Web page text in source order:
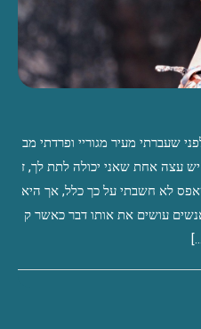
שעברתי מעיר מגוריי ופרדתי מב
עצה אחת שאני יכולה לתת לך, ז
לא חשבתי על כך כלל, אך היא
עושים את אותו דבר כאשר ק